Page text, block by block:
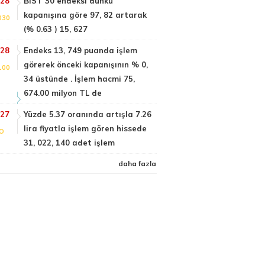
kapanışına göre 97, 82 artarak
(% 0.63 ) 15, 627
Endeks 13, 749 puanda işlem
görerek önceki kapanışının % 0,
34 üstünde . İşlem hacmi 75,
674.00 milyon TL de
Yüzde 5.37 oranında artışla 7.26
lira fiyatla işlem gören hissede
31, 022, 140 adet işlem
daha fazla